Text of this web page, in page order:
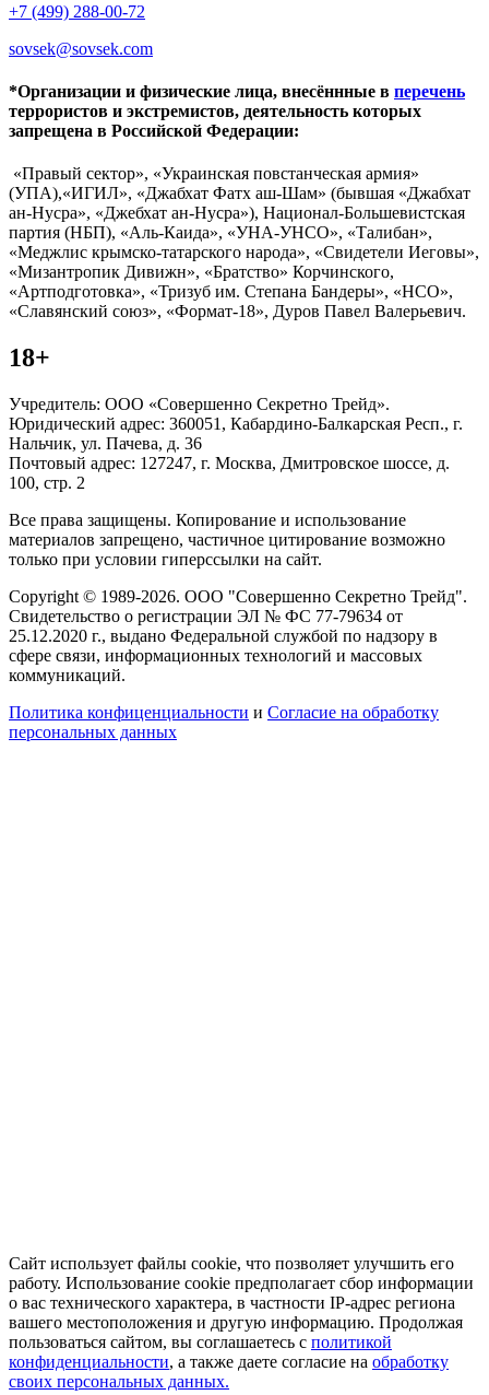
+7 (499) 288-00-72
sovsek@sovsek.com
*Организации и физические лица, внесённные в перечень
террористов и экстремистов, деятельность которых
запрещена в Российской Федерации:
«Правый сектор», «Украинская повстанческая армия»
(УПА),«ИГИЛ», «Джабхат Фатх аш-Шам» (бывшая «Джабхат
ан-Нусра», «Джебхат ан-Нусра»), Национал-Большевистская
партия (НБП), «Аль-Каида», «УНА-УНСО», «Талибан»,
«Меджлис крымско-татарского народа», «Свидетели Иеговы»,
«Мизантропик Дивижн», «Братство» Корчинского,
«Артподготовка», «Тризуб им. Степана Бандеры», «НСО»,
«Славянский союз», «Формат-18», Дуров Павел Валерьевич.
18+
Учредитель: ООО «Совершенно Секретно Трейд».
Юридический адрес: 360051, Кабардино-Балкарская Респ., г.
Нальчик, ул. Пачева, д. 36
Почтовый адрес: 127247, г. Москва, Дмитровское шоссе, д.
100, стр. 2
Все права защищены. Копирование и использование
материалов запрещено, частичное цитирование возможно
только при условии гиперссылки на сайт.
Copyright © 1989-2026. ООО "Совершенно Секретно Трейд".
Свидетельство о регистрации ЭЛ № ФС 77-79634 от
25.12.2020 г., выдано Федеральной службой по надзору в
сфере связи, информационных технологий и массовых
коммуникаций.
Политика конфиценциальности и Согласие на обработку
персональных данных
Сайт использует файлы cookie, что позволяет улучшить его
работу. Использование cookie предполагает сбор информации
о вас технического характера, в частности IP-адрес региона
вашего местоположения и другую информацию. Продолжая
пользоваться сайтом, вы соглашаетесь с политикой
конфиденциальности, а также даете согласие на обработку
своих персональных данных.